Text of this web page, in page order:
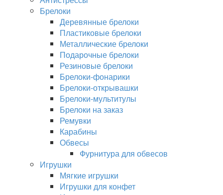
Брелоки
Деревянные брелоки
Пластиковые брелоки
Металлические брелоки
Подарочные брелоки
Резиновые брелоки
Брелоки-фонарики
Брелоки-открывашки
Брелоки-мультитулы
Брелоки на заказ
Ремувки
Карабины
Обвесы
Фурнитура для обвесов
Игрушки
Мягкие игрушки
Игрушки для конфет